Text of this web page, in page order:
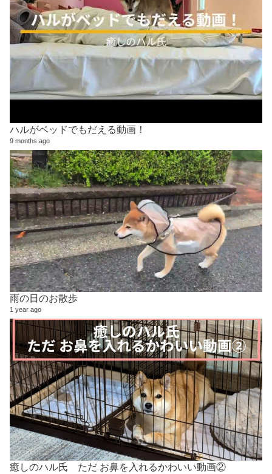
ハルがベッドでもだえる動画！
9 months ago
雨の日のお散歩
1 year ago
癒しのハル氏 ただ お鼻を入れるかわいい動画②